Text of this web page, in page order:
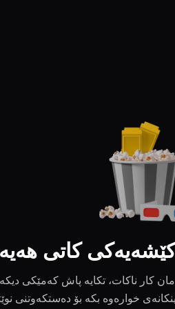
کاتی
کار ناکات، تکایە پاش کەمێکی دیکە
خوارەوە بکە بۆ دەستکەوتنی